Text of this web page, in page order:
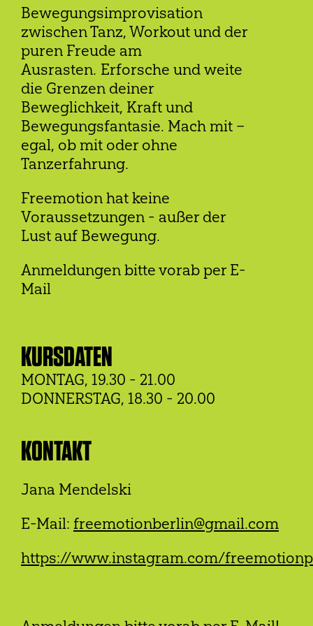
Bewegungsimprovisation
zwischen Tanz, Workout und der
puren Freude am
Ausrasten. Erforsche und weite
die Grenzen deiner
Beweglichkeit, Kraft und
Bewegungsfantasie. Mach mit –
egal, ob mit oder ohne
Tanzerfahrung.
Freemotion hat keine
Voraussetzungen - außer der
Lust auf Bewegung.
Anmeldungen bitte vorab per E-
Mail
KURSDATEN
MONTAG, 19.30 - 21.00
DONNERSTAG, 18.30 - 20.00
KONTAKT
Jana Mendelski
E-Mail: freemotionberlin@gmail.com
https://www.instagram.com/